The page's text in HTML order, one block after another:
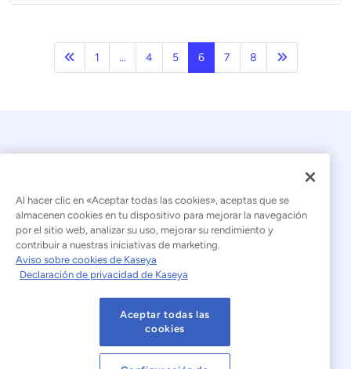
Anterior
1 ... 4 5 6 7 8 Página
© 2026 Kaseya. Todos los derechos reservados.
Español (América Latina)
Declaración sobre la esclavitud moderna
Condiciones de uso del sitio web
Declaración de privacidad Mapa del sitio
Al hacer clic en «Aceptar todas las cookies», aceptas que se
almacenen cookies en tu dispositivo para mejorar la navegación
por el sitio web, analizar su uso, mejorar su rendimiento y
contribuir a nuestras iniciativas de marketing.
Aviso sobre cookies de Kaseya
Declaración de privacidad de Kaseya
Aceptar todas las
cookies